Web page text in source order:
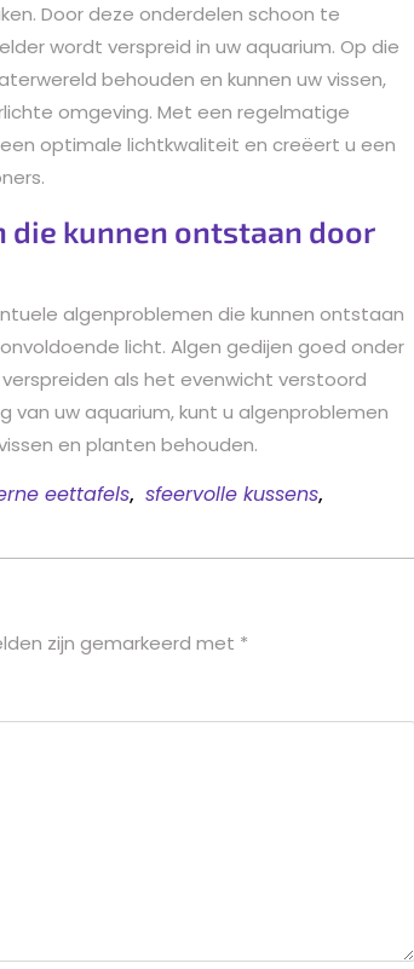
Door deze onderdelen schoon te
wordt verspreid in uw aquarium. Op die
behouden en kunnen uw vissen,
omgeving. Met een regelmatige
optimale lichtkwaliteit en creëert u een
kunnen ontstaan door
algenproblemen die kunnen ontstaan
licht. Algen gedijen goed onder
als het evenwicht verstoord
van uw aquarium, kunt u algenproblemen
en planten behouden.
eettafels, sfeervolle kussens,
zijn gemarkeerd met *